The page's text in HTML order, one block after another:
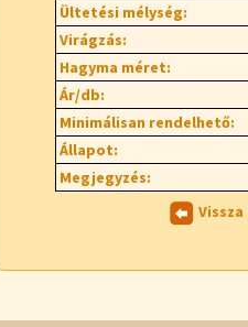
Ültetési mélység:
Virágzás:
Hagyma méret:
Ár/db:
Minimálisan rendelhető:
Állapot:
Megjegyzés: